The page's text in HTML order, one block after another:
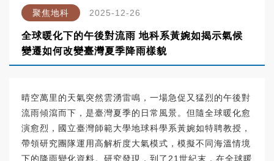
聚焦地科 2025-12-26
全球暖化下的午後對流雨 地科系黃婉如揭示氣候
變遷如何改變臺灣夏季降雨樣貌
晴空萬里的天氣突然雲湧雷鳴，一場急促又猛烈的午後對
流雨傾瀉而下，是臺灣夏季的日常風景。但隨全球暖化愈
演愈烈，國立臺灣師範大學地球科學系黃婉如特聘教授，
帶領研究團隊運用高解析度大氣模式，模擬不同海溫情境
下的降雨變化資料。研究發現，到了21世紀末，在全球暖